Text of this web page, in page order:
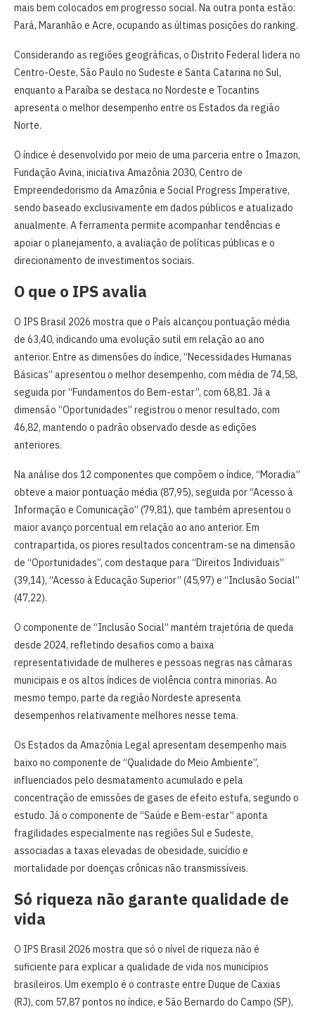
mais bem colocados em progresso social. Na outra ponta estão:
Pará, Maranhão e Acre, ocupando as últimas posições do ranking.
Considerando as regiões geográficas, o Distrito Federal lidera no
Centro-Oeste, São Paulo no Sudeste e Santa Catarina no Sul,
enquanto a Paraíba se destaca no Nordeste e Tocantins
apresenta o melhor desempenho entre os Estados da região
Norte.
O índice é desenvolvido por meio de uma parceria entre o Imazon,
Fundação Avina, iniciativa Amazônia 2030, Centro de
Empreendedorismo da Amazônia e Social Progress Imperative,
sendo baseado exclusivamente em dados públicos e atualizado
anualmente. A ferramenta permite acompanhar tendências e
apoiar o planejamento, a avaliação de políticas públicas e o
direcionamento de investimentos sociais.
O que o IPS avalia
O IPS Brasil 2026 mostra que o País alcançou pontuação média
de 63,40, indicando uma evolução sutil em relação ao ano
anterior. Entre as dimensões do índice, “Necessidades Humanas
Básicas” apresentou o melhor desempenho, com média de 74,58,
seguida por “Fundamentos do Bem-estar”, com 68,81. Já a
dimensão “Oportunidades” registrou o menor resultado, com
46,82, mantendo o padrão observado desde as edições
anteriores.
Na análise dos 12 componentes que compõem o índice, “Moradia”
obteve a maior pontuação média (87,95), seguida por “Acesso à
Informação e Comunicação” (79,81), que também apresentou o
maior avanço porcentual em relação ao ano anterior. Em
contrapartida, os piores resultados concentram-se na dimensão
de “Oportunidades”, com destaque para “Direitos Individuais”
(39,14), “Acesso à Educação Superior” (45,97) e “Inclusão Social”
(47,22).
O componente de “Inclusão Social” mantém trajetória de queda
desde 2024, refletindo desafios como a baixa
representatividade de mulheres e pessoas negras nas câmaras
municipais e os altos índices de violência contra minorias. Ao
mesmo tempo, parte da região Nordeste apresenta
desempenhos relativamente melhores nesse tema.
Os Estados da Amazônia Legal apresentam desempenho mais
baixo no componente de “Qualidade do Meio Ambiente”,
influenciados pelo desmatamento acumulado e pela
concentração de emissões de gases de efeito estufa, segundo o
estudo. Já o componente de “Saúde e Bem-estar” aponta
fragilidades especialmente nas regiões Sul e Sudeste,
associadas a taxas elevadas de obesidade, suicídio e
mortalidade por doenças crônicas não transmissíveis.
Só riqueza não garante qualidade de
vida
O IPS Brasil 2026 mostra que só o nível de riqueza não é
suficiente para explicar a qualidade de vida nos municípios
brasileiros. Um exemplo é o contraste entre Duque de Caxias
(RJ), com 57,87 pontos no índice, e São Bernardo do Campo (SP),